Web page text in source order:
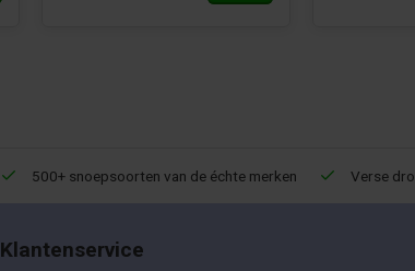
500+ snoepsoorten van de échte merken Verse
Klantenservice